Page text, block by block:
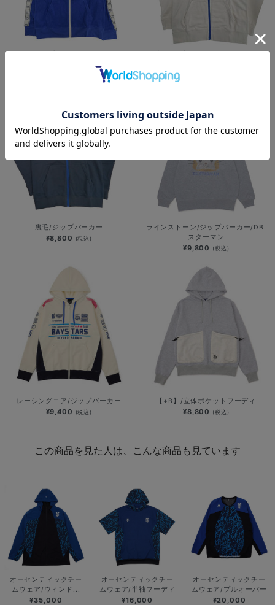
裏毛/ジップパーカー
¥8,800 (税込)
ラインストーン/ジップパーカー/DB.
スターマン
¥9,800 (税込)
レーシングコア/ジップパーカー
¥9,400 (税込)
【+B】/立体ポケットフーディ
¥8,800 (税込)
この商品を見た人は、こんな商品も見ています
オーセンティックチー
ムウェア/ウィンド...
¥35,000
オーセンティックチー
ムウェア/半袖フーディ
¥16,000
オーセンティックチー
ムウェア/プルオーバー
¥20,000